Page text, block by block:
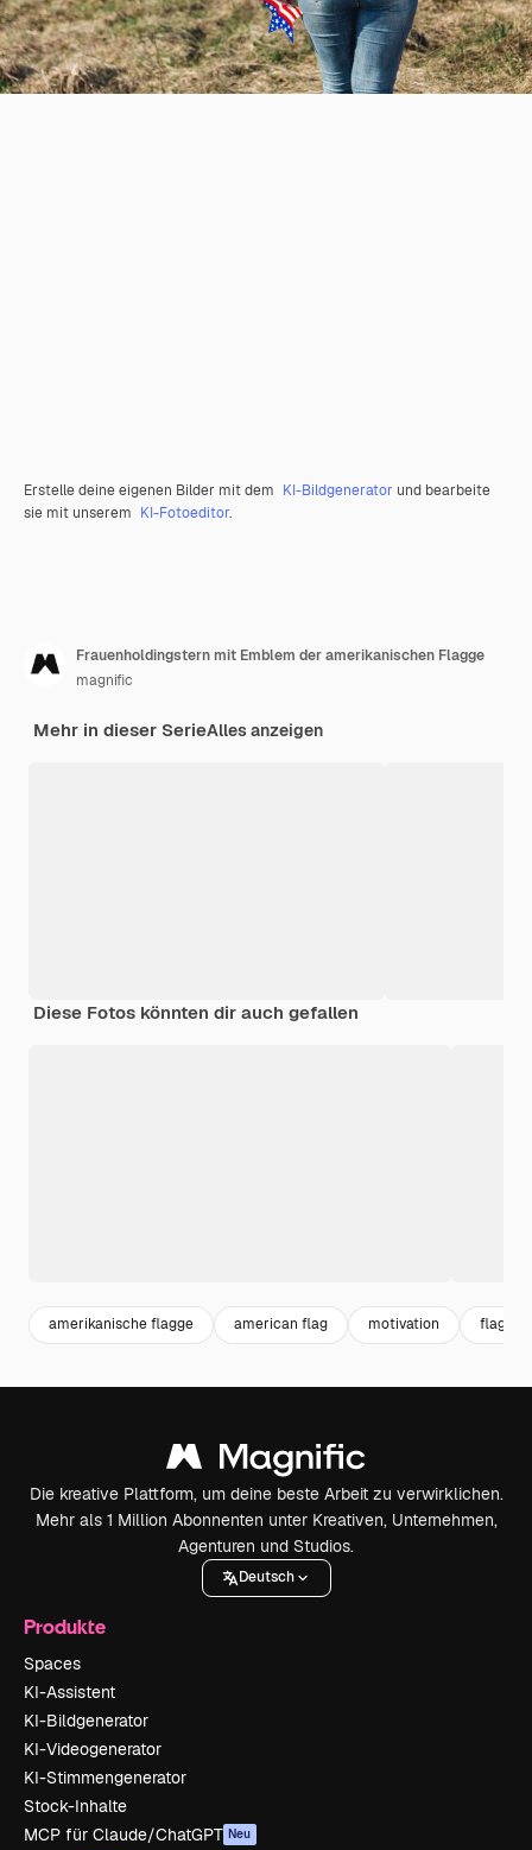
Erstelle deine eigenen Bilder mit dem KI-Bildgenerator und bearbeite
sie mit unserem KI-Fotoeditor.
Frauenholdingstern mit Emblem der amerikanischen Flagge
magnific
Mehr in dieser SerieAlles anzeigen
Diese Fotos könnten dir auch gefallen
amerikanische flagge american flag motivation flag
Die kreative Plattform, um deine beste Arbeit zu verwirklichen.
Mehr als 1 Million Abonnenten unter Kreativen, Unternehmen,
Agenturen und Studios.
Deutsch
Produkte
Spaces
KI-Assistent
KI-Bildgenerator
KI-Videogenerator
KI-Stimmengenerator
Stock-Inhalte
MCP für Claude/ChatGPT Neu